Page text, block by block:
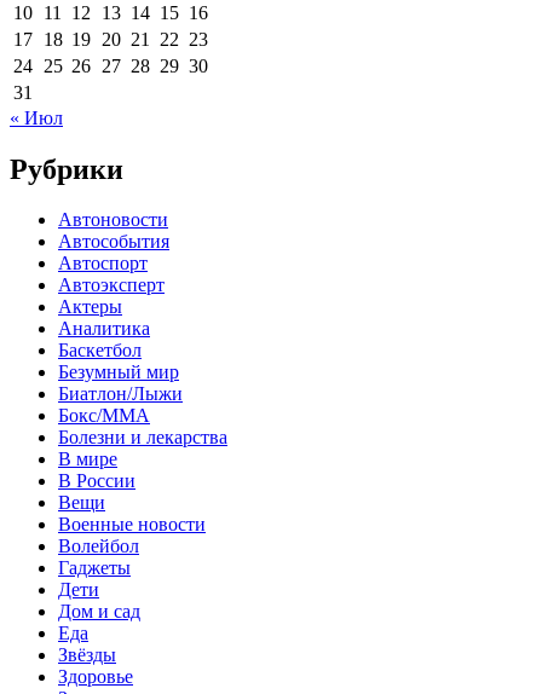
10 11 12 13 14 15 16
17 18 19 20 21 22 23
24 25 26 27 28 29 30
31
« Июл
Рубрики
Автоновости
Автособытия
Автоспорт
Автоэксперт
Актеры
Аналитика
Баскетбол
Безумный мир
Биатлон/Лыжи
Бокс/MMA
Болезни и лекарства
В мире
В России
Вещи
Военные новости
Волейбол
Гаджеты
Дети
Дом и сад
Еда
Звёзды
Здоровье